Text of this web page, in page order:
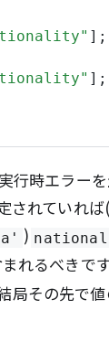
];
];
行時エラー
されていれ
)
れるべきで
局その先で